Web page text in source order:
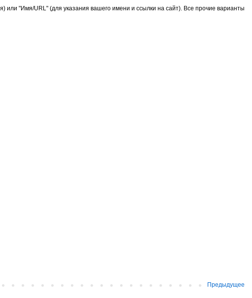
или "Имя/URL" (для указания вашего имени и ссылки на сайт). Все прочие варианты
Предыдущее